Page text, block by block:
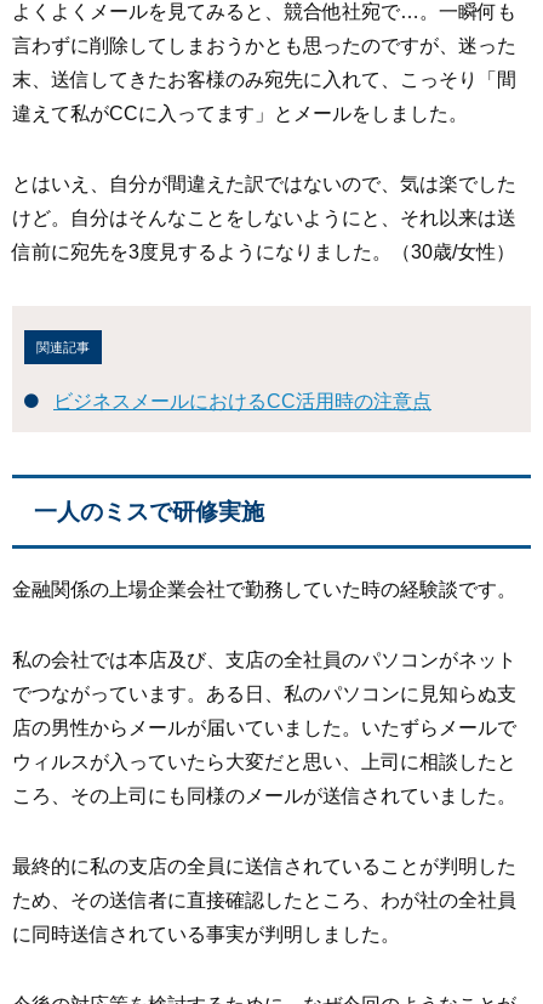
よくよくメールを見てみると、競合他社宛で…。一瞬何も
言わずに削除してしまおうかとも思ったのですが、迷った
末、送信してきたお客様のみ宛先に入れて、こっそり「間
違えて私がCCに入ってます」とメールをしました。
とはいえ、自分が間違えた訳ではないので、気は楽でした
けど。自分はそんなことをしないようにと、それ以来は送
信前に宛先を3度見するようになりました。（30歳/女性）
関連記事
ビジネスメールにおけるCC活用時の注意点
一人のミスで研修実施
金融関係の上場企業会社で勤務していた時の経験談です。
私の会社では本店及び、支店の全社員のパソコンがネット
でつながっています。ある日、私のパソコンに見知らぬ支
店の男性からメールが届いていました。いたずらメールで
ウィルスが入っていたら大変だと思い、上司に相談したと
ころ、その上司にも同様のメールが送信されていました。
最終的に私の支店の全員に送信されていることが判明した
ため、その送信者に直接確認したところ、わが社の全社員
に同時送信されている事実が判明しました。